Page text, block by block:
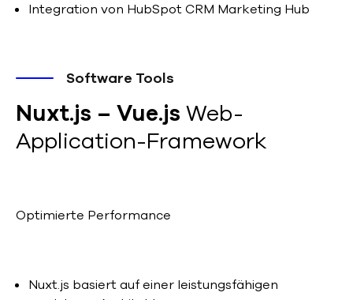
Integration von HubSpot CRM Marketing Hub
Software Tools
Nuxt.js – Vue.js Web-
Application-Framework
Optimierte Performance
Nuxt.js basiert auf einer leistungsfähigen